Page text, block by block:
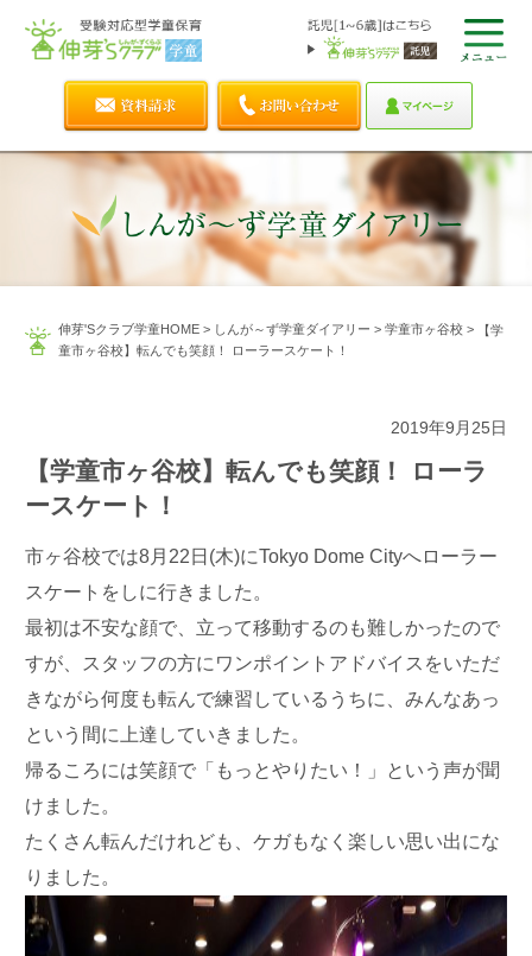
伸芽'Sクラブ学童HOME> しんが～ず学童ダイアリー > 学童市ヶ谷校>
【学
童市ヶ谷校】転んでも笑顔！ ローラースケート！
2019年9月25日
【学童市ヶ谷校】転んでも笑顔！ ローラ
ースケート！
市ヶ谷校では8月22日(木)にTokyo Dome Cityへローラー
スケートをしに行きました。
最初は不安な顔で、立って移動するのも難しかったので
すが、スタッフの方にワンポイントアドバイスをいただ
きながら何度も転んで練習しているうちに、みんなあっ
という間に上達していきました。
帰るころには笑顔で「もっとやりたい！」という声が聞
けました。
たくさん転んだけれども、ケガもなく楽しい思い出にな
りました。